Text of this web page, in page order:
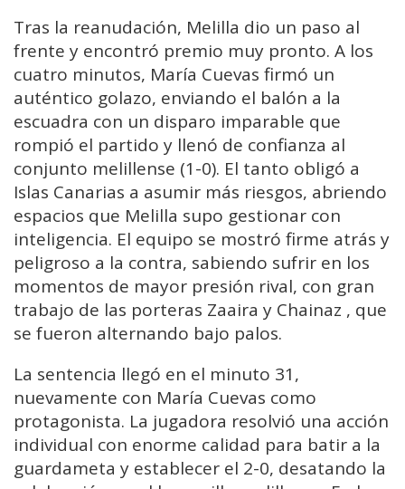
Tras la reanudación, Melilla dio un paso al
frente y encontró premio muy pronto. A los
cuatro minutos, María Cuevas firmó un
auténtico golazo, enviando el balón a la
escuadra con un disparo imparable que
rompió el partido y llenó de confianza al
conjunto melillense (1-0). El tanto obligó a
Islas Canarias a asumir más riesgos, abriendo
espacios que Melilla supo gestionar con
inteligencia. El equipo se mostró firme atrás y
peligroso a la contra, sabiendo sufrir en los
momentos de mayor presión rival, con gran
trabajo de las porteras Zaaira y Chainaz , que
se fueron alternando bajo palos.
La sentencia llegó en el minuto 31,
nuevamente con María Cuevas como
protagonista. La jugadora resolvió una acción
individual con enorme calidad para batir a la
guardameta y establecer el 2-0, desatando la